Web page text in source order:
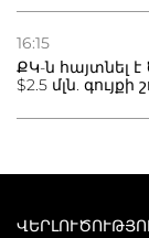
16:15
ՔԿ-ն հայտնել
$2.5 մլն.